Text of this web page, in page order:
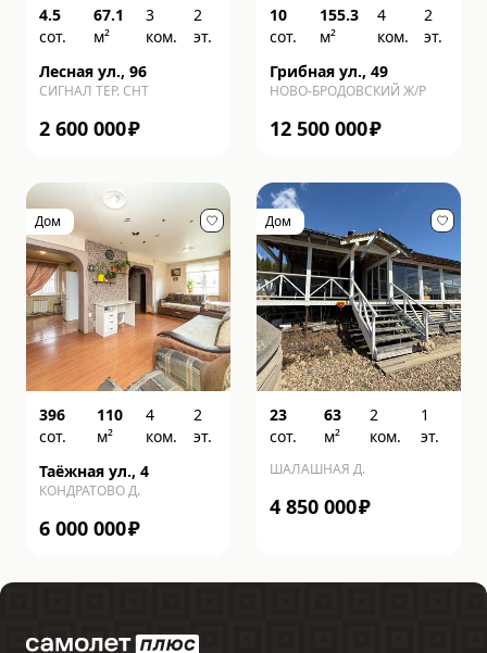
4.5
сот.
67.1
м²
3
ком.
2
эт.
Лесная ул., 96
СИГНАЛ ТЕР. СНТ
2 600 000₽
10
сот.
155.3
м²
4
ком.
2
эт.
Грибная ул., 49
НОВО-БРОДОВСКИЙ Ж/Р
12 500 000₽
Дом
396
сот.
110
м²
4
ком.
2
эт.
Таёжная ул., 4
КОНДРАТОВО Д.
6 000 000₽
Дом
23
сот.
63
м²
2
ком.
1
эт.
ШАЛАШНАЯ Д.
4 850 000₽